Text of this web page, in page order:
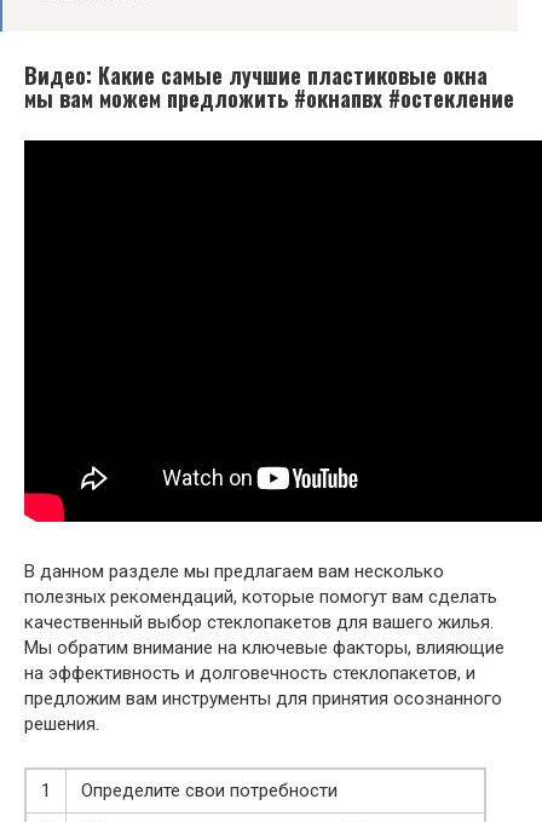
Видео: Какие самые лучшие пластиковые окна
мы вам можем предложить #окнапвх #остекление
В данном разделе мы предлагаем вам несколько
полезных рекомендаций, которые помогут вам сделать
качественный выбор стеклопакетов для вашего жилья.
Мы обратим внимание на ключевые факторы, влияющие
на эффективность и долговечность стеклопакетов, и
предложим вам инструменты для принятия осознанного
решения.
1
Определите свои потребности